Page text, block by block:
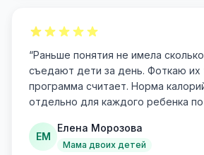
“Раньше понятия не имела
съедают дети за день. Фоткаю их
программа считает. Норма
отдельно для каждого ребенка по
ЕМ
Елена Морозова
Мама двоих детей